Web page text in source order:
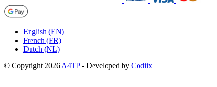
English (EN)
French (FR)
Dutch (NL)
© Copyright 2026 A4TP- Developed by Codiix